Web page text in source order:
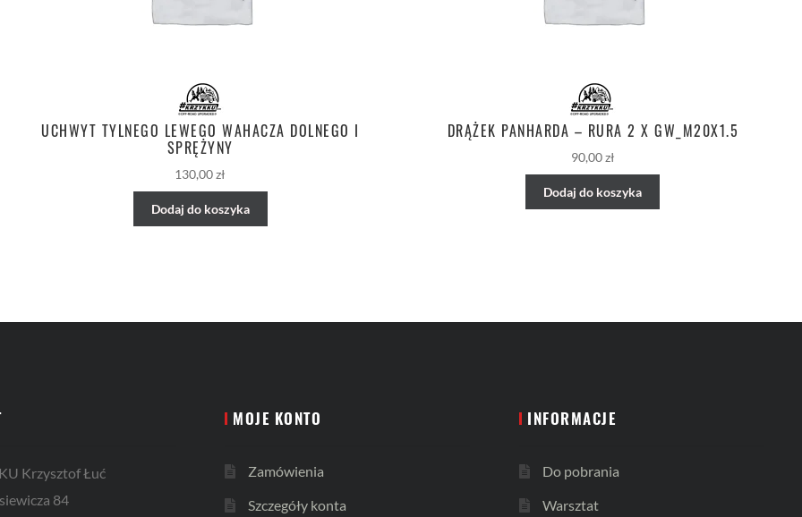
UCHWYT TYLNEGO LEWEGO WAHACZA DOLNEGO I
SPRĘŻYNY
130,00zł
Dodaj do koszyka
DRĄŻEK PANHARDA – RURA 2 X GW_M20X1.5
90,00zł
Dodaj do koszyka
Krzysztof Łuć
84
MOJE KONTO
Zamówienia
Szczegóły konta
INFORMACJE
Do pobrania
Warsztat